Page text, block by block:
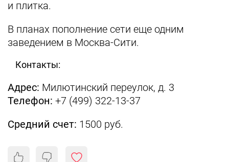
и плитка.
В планах пополнение сети еще одним
заведением в Москва-Сити.
Контакты:
Адрес: Милютинский переулок, д. 3
Телефон: +7 (499) 322-13-37
Средний счет: 1500 руб.